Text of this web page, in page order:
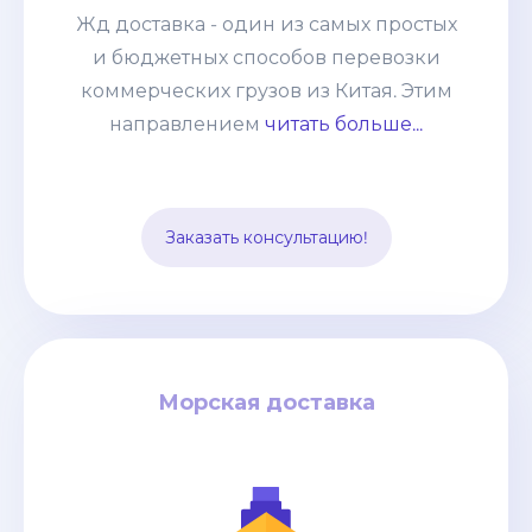
Жд доставка - один из самых простых
и бюджетных способов перевозки
коммерческих грузов из Китая. Этим
направлением читать больше...
Заказать консультацию!
направлением мы возим от
небольших сборных грузов 100-200кг
до целых контейнеров. Развитая
система жд сообщения позволяет без
другими видами транспорта.
Морская доставка
Морская доставка
дней / от